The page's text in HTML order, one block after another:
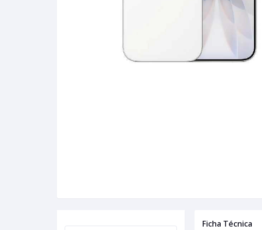
Ficha Técnica